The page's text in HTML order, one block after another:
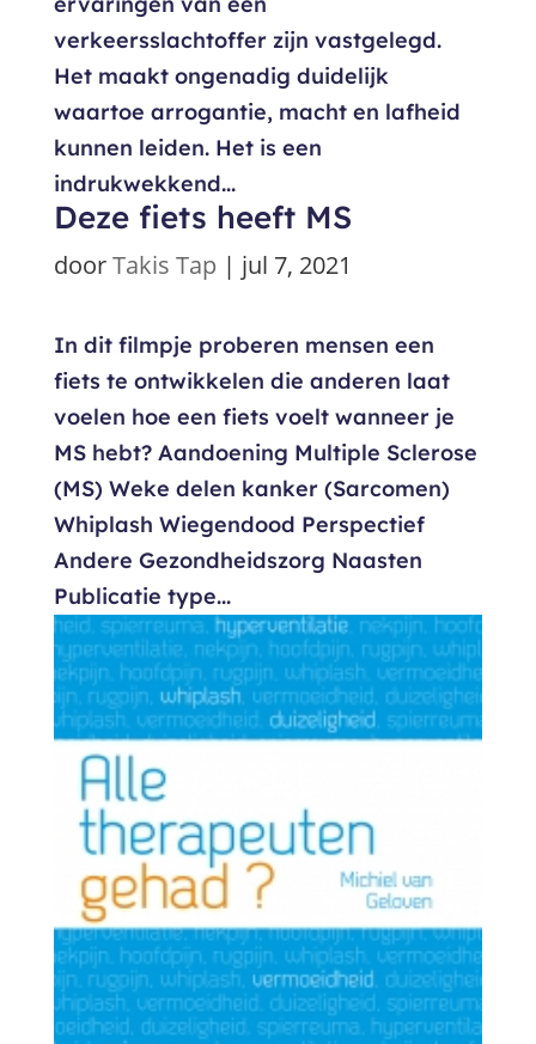
verkeersslachtoffer zijn vastgelegd.
Het maakt ongenadig duidelijk
waartoe arrogantie, macht en lafheid
kunnen leiden. Het is een
indrukwekkend...
Deze fiets heeft MS
doorTakis Tap | jul 7, 2021
In dit filmpje proberen mensen een
fiets te ontwikkelen die anderen laat
voelen hoe een fiets voelt wanneer je
MS hebt? Aandoening Multiple Sclerose
(MS) Weke delen kanker (Sarcomen)
Whiplash Wiegendood Perspectief
Andere Gezondheidszorg Naasten
Publicatie type...